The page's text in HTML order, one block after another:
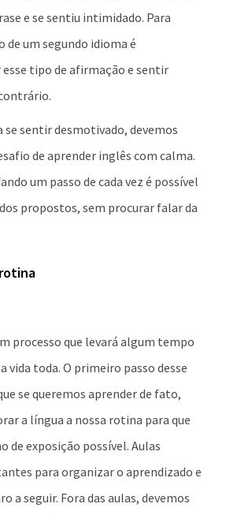
e se sentiu intimidado. Para
de um segundo idioma é
tipo de afirmação e sentir
se sentir desmotivado, devemos
de aprender inglês com calma.
um passo de cada vez é possível
propostos, sem procurar falar da
processo que levará algum tempo
vida toda. O primeiro passo desse
se queremos aprender de fato,
a língua a nossa rotina para que
de exposição possível. Aulas
para organizar o aprendizado e
a seguir. Fora das aulas, devemos